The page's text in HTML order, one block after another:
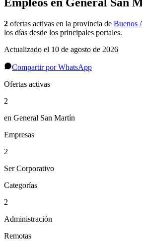
Empleos en General San
2 ofertas activas en la provincia de Buenos
los días desde los principales portales.
Actualizado el 10 de agosto de 2026
Compartir por WhatsApp
Ofertas activas
2
en General San Martín
Empresas
2
Ser Corporativo
Categorías
2
Administración
Remotas